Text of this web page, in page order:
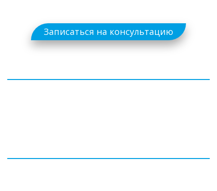
Записаться на консультацию